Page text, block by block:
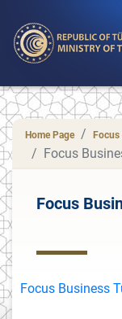
Home Page
Focus
Focus
Focus Business